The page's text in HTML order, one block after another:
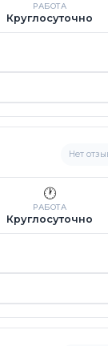
РАБОТА
Круглосуточно
Нет
🕐
РАБОТА
Круглосуточно